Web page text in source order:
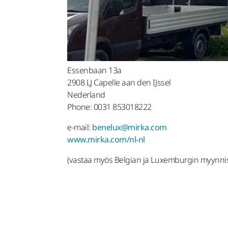
Essenbaan 13a
2908 LJ Capelle aan den IJssel
Nederland
Phone: 0031 853018222
e-mail: benelux@mirka.com
www.mirka.com/nl-nl
(vastaa myös Belgian ja Luxemburgin